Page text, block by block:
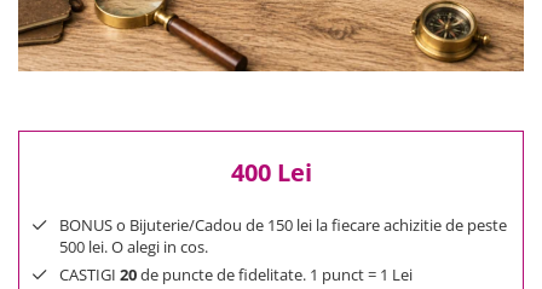
0 Lei - 100 Lei
100 Lei - 200 Lei
400 Lei
BONUS o Bijuterie/Cadou de 150 lei la fiecare achizitie de peste
500 lei. O alegi in cos.
CASTIGI 20de puncte de fidelitate. 1 punct = 1 Lei